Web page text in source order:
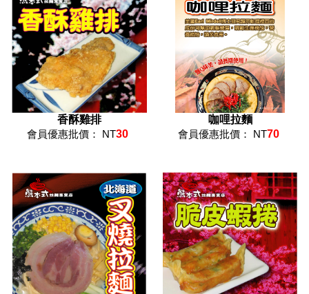
香酥雞排
會員優惠批價： NT30
咖哩拉麵
會員優惠批價： NT70